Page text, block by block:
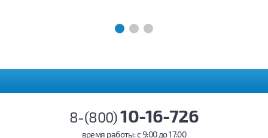
8-(800)10-16-726
время работы: c 9:00 до 17:00